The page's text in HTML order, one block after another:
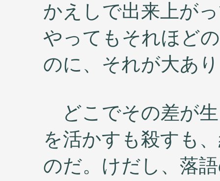
かえしで出来上が
やってもそれほど
のに、それが大あ
どこでその差が
を活かすも殺すも
のだ。けだし、落